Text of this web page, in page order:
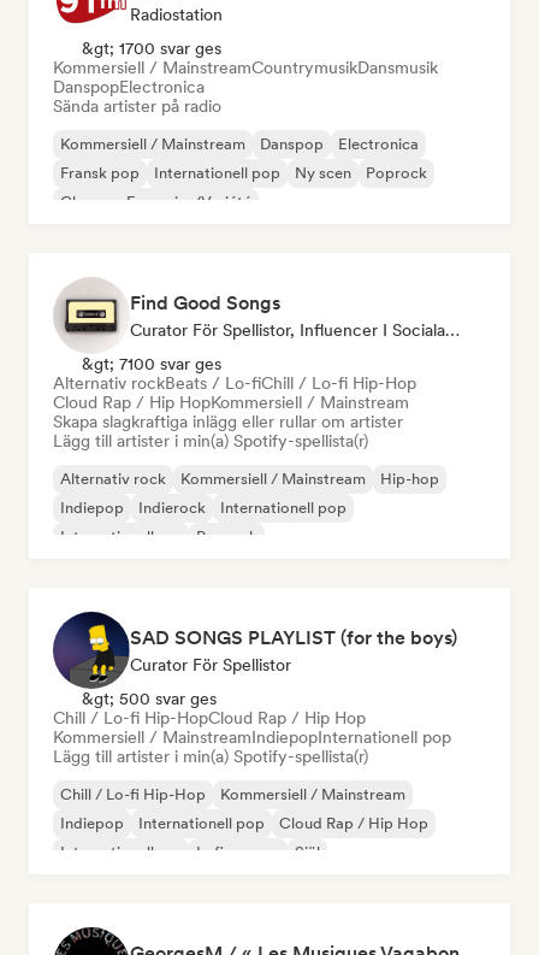
Radiostation
&gt; 1700 svar ges
Kommersiell / MainstreamCountrymusikDansmusik
DanspopElectronica
Sända artister på radio
Kommersiell / Mainstream Danspop
Electronica
Fransk pop
Internationell pop Ny scen
Poprock
Chanson Française/Variété
Find Good Songs
Curator För Spellistor, Influencer I Sociala Medier
&gt; 7100 svar ges
Alternativ rockBeats / Lo-fiChill / Lo-fi Hip-Hop
Cloud Rap / Hip HopKommersiell / Mainstream
Skapa slagkraftiga inlägg eller rullar om artister
Lägg till artister i min(a) Spotify-spellista(r)
Alternativ rock Kommersiell / Mainstream
Hip-hop
Indiepop
Indierock
Internationell pop
Internationell rap
Poprock
SAD SONGS PLAYLIST (for the boys)
Curator För Spellistor
&gt; 500 svar ges
Chill / Lo-fi Hip-HopCloud Rap / Hip Hop
Kommersiell / MainstreamIndiepopInternationell pop
Lägg till artister i min(a) Spotify-spellista(r)
Chill / Lo-fi Hip-Hop
Kommersiell / Mainstream
Indiepop
Internationell pop
Cloud Rap / Hip Hop
Internationell rap
Lofi sovrum Själ